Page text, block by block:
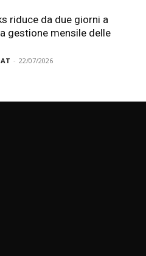
riduce da due giorni a
gestione mensile delle
- 22/07/2026